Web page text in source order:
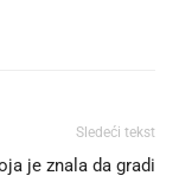
Sledeći tekst
je znala da gradi